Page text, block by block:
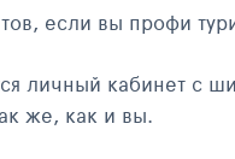
если вы профи
личный кабинет с
же, как и вы.